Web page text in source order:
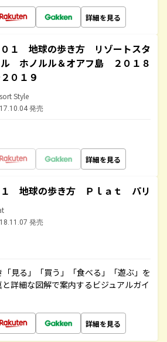
詳細を見る
０１ 地球の歩き方 リゾートスタ
ホノルル＆オアフ島 ２０１８
０１９
Style
発売
詳細を見る
１ 地球の歩き方 Ｐｌａｔ パリ
発売
見る」「買う」「食べる」「遊ぶ」を
詳細な図解で案内するビジュアルガイ
詳細を見る